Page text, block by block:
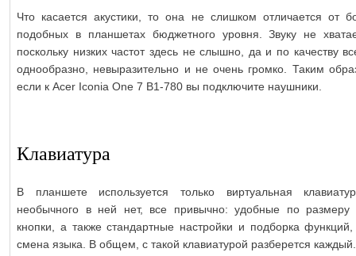
Что касается акустики, то она не слишком отличается от
подобных в планшетах бюджетного уровня. Звуку не
поскольку низких частот здесь не слышно, да и по качеству
однообразно, невыразительно и не очень громко. Таким
если к Acer Iconia One 7 B1-780 вы подключите наушники.
Клавиатура
В планшете используется только виртуальная
необычного в ней нет, все привычно: удобные по размеру
кнопки, а также стандартные настройки и подборка
смена языка. В общем, с такой клавиатурой разберется каждый.